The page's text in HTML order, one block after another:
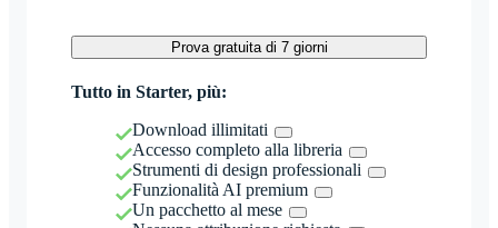
Prova gratuita di 7 giorni
Tutto in Starter, più:
Download illimitati
Accesso completo alla libreria
Strumenti di design professionali
Funzionalità AI premium
Un pacchetto al mese